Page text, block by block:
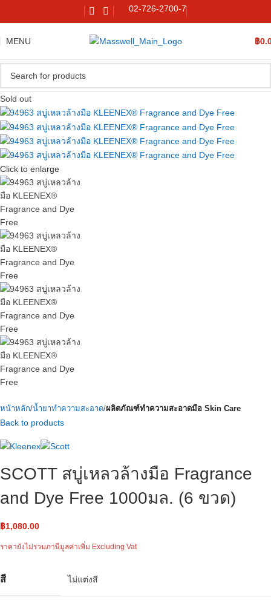
02-726-2700-7
MENU ฿
Sold out
Click to enlarge
หน้าหลัก น้ำยาทำความสะอาด ผลิตภัณฑ์ทำความสะอาดมือ Skin Care
Back to products
SCOTT สบู่เหลวล้างมือ Fragrance
and Dye Free 1000มล. (6 ขวด)
฿1,080.00
ราคายังไม่รวมภาษีมูลค่าเพิ่ม Excluding Vat
สี ไม่แต่งสี